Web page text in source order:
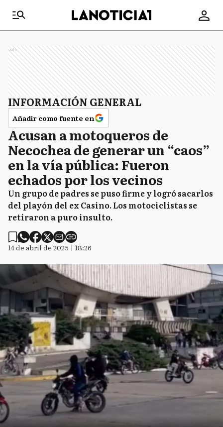
Ads
INFORMACIÓN GENERAL
Añadir como fuente en
Acusan a motoqueros de
Necochea de generar un “caos”
en la vía pública: Fueron
echados por los vecinos
Un grupo de padres se puso firme y logró sacarlos
del playón del ex Casino. Los motociclistas se
retiraron a puro insulto.
14 de abril de 2025 | 18:26